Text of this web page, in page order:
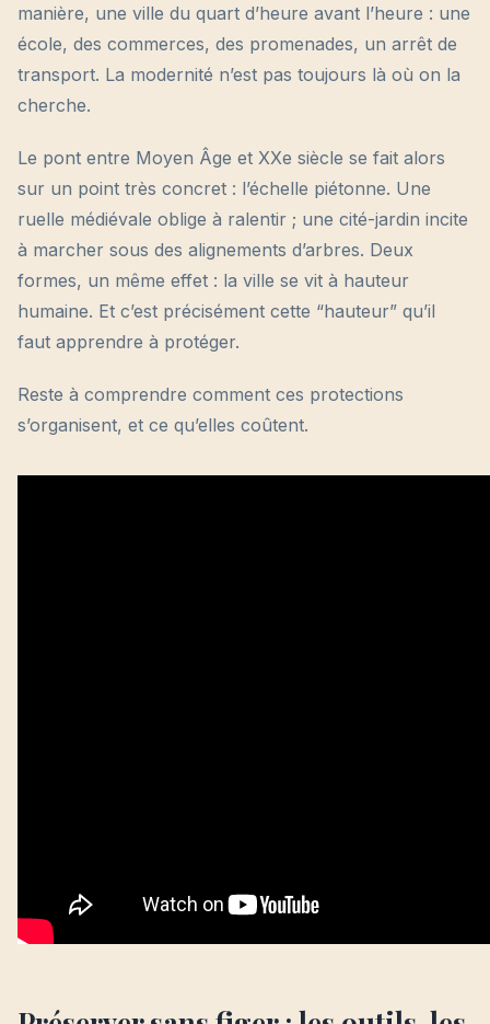
manière, une ville du quart d’heure avant l’heure : une
école, des commerces, des promenades, un arrêt de
transport. La modernité n’est pas toujours là où on la
cherche.
Le pont entre Moyen Âge et XXe siècle se fait alors
sur un point très concret : l’échelle piétonne. Une
ruelle médiévale oblige à ralentir ; une cité-jardin incite
à marcher sous des alignements d’arbres. Deux
formes, un même effet : la ville se vit à hauteur
humaine. Et c’est précisément cette “hauteur” qu’il
faut apprendre à protéger.
Reste à comprendre comment ces protections
s’organisent, et ce qu’elles coûtent.